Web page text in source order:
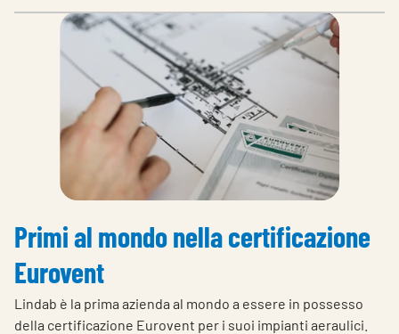
Primi al mondo nella certificazione
Eurovent
Lindab è la prima azienda al mondo a essere in possesso
della certificazione Eurovent per i suoi impianti aeraulici.